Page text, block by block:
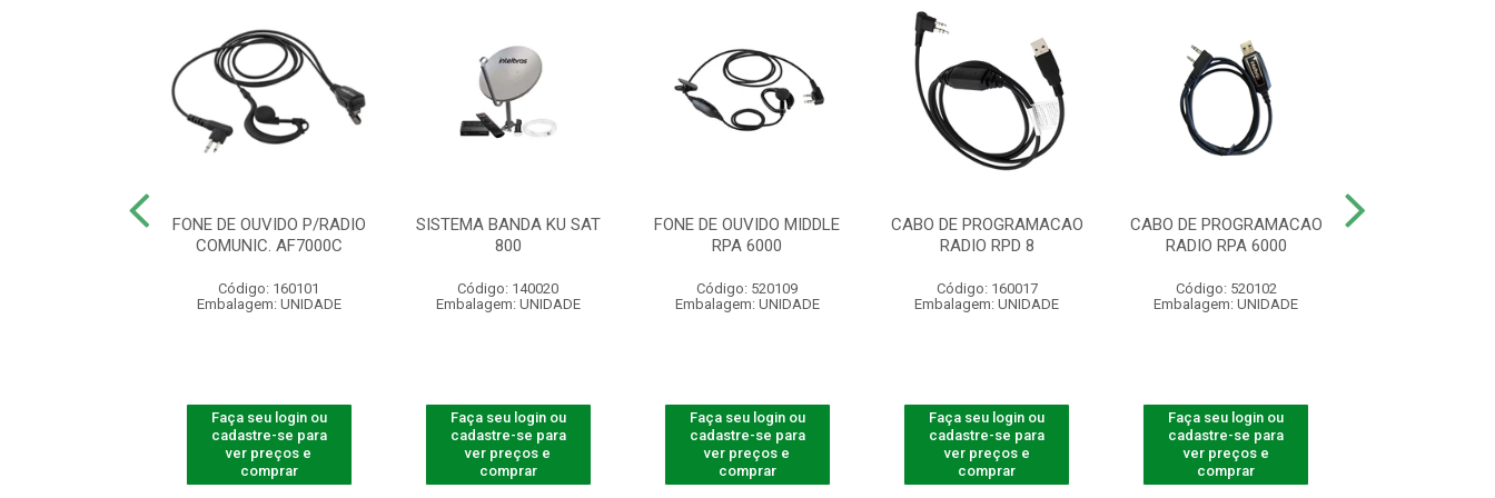
FONE DE OUVIDO P/RADIO
COMUNIC. AF7000C
Código: 160101
Embalagem: UNIDADE
Faça seu login ou
cadastre-se para
ver preços e
comprar
SISTEMA BANDA KU SAT
800
Código: 140020
Embalagem: UNIDADE
Faça seu login ou
cadastre-se para
ver preços e
comprar
FONE DE OUVIDO MIDDLE
RPA 6000
Código: 520109
Embalagem: UNIDADE
Faça seu login ou
cadastre-se para
ver preços e
comprar
CABO DE PROGRAMACAO
RADIO RPD 8
Código: 160017
Embalagem: UNIDADE
Faça seu login ou
cadastre-se para
ver preços e
comprar
CABO DE PROGRAMACAO
RADIO RPA 6000
Código: 520102
Embalagem: UNIDADE
Faça seu login ou
cadastre-se para
ver preços e
comprar